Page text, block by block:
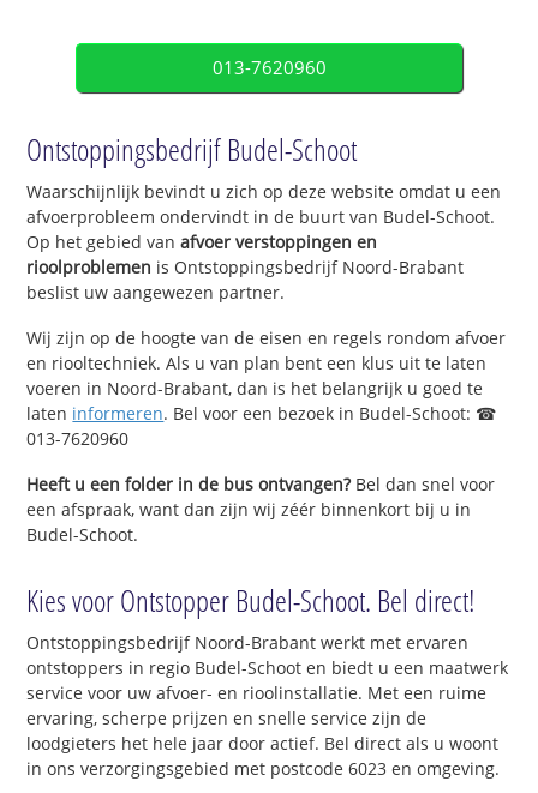
013-7620960
Ontstoppingsbedrijf Budel-Schoot
Waarschijnlijk bevindt u zich op deze website omdat u een
afvoerprobleem ondervindt in de buurt van Budel-Schoot.
Op het gebied vanafvoer verstoppingen en
rioolproblemen is Ontstoppingsbedrijf Noord-Brabant
beslist uw aangewezen partner.
Wij zijn op de hoogte van de eisen en regels rondom afvoer
en riooltechniek. Als u van plan bent een klus uit te laten
voeren in Noord-Brabant, dan is het belangrijk u goed te
laten informeren. Bel voor een bezoek in Budel-Schoot: ☎
013-7620960
Heeft u een folder in de bus ontvangen?Bel dan snel voor
een afspraak, want dan zijn wij zéér binnenkort bij u in
Budel-Schoot.
Kies voor Ontstopper Budel-Schoot. Bel direct!
Ontstoppingsbedrijf Noord-Brabant werkt met ervaren
ontstoppers in regio Budel-Schoot en biedt u een maatwerk
service voor uw afvoer- en rioolinstallatie. Met een ruime
ervaring, scherpe prijzen en snelle service zijn de
loodgieters het hele jaar door actief. Bel direct als u woont
in ons verzorgingsgebied met postcode 6023 en omgeving.